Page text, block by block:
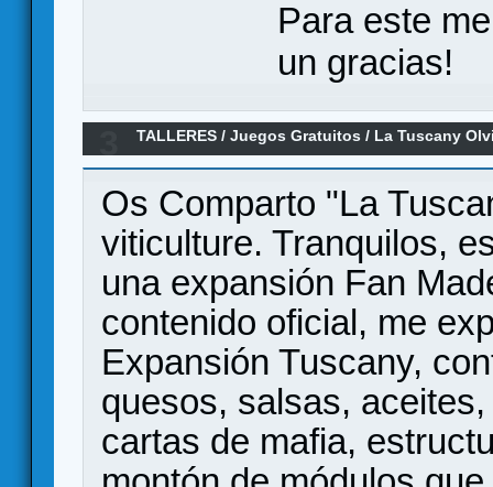
Para este
un gracias!
TALLERES /Juegos Gratuitos/ La Tuscany
Os Comparto "La
viticulture. Tranquilos,
una expansión Fan
contenido oficial, me
Expansión Tuscany,
quesos, salsas,
cartas de mafia,